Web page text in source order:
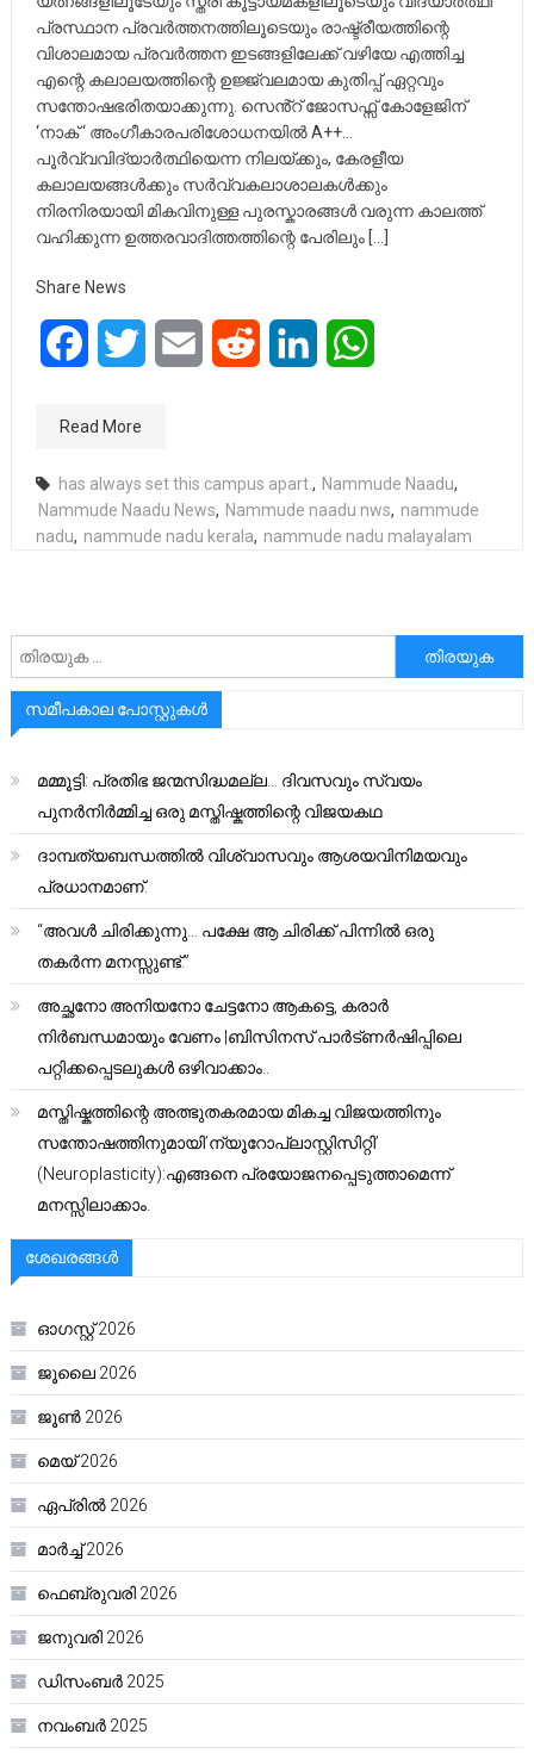
പ്രസ്ഥാന പ്രവർത്തനത്തിലൂടെയും രാഷ്ട്രീയത്തിന്റെ
വിശാലമായ പ്രവർത്തന ഇടങ്ങളിലേക്ക് വഴിയേ എത്തിച്ച
എന്റെ കലാലയത്തിന്റെ ഉജ്ജ്വലമായ കുതിപ്പ് ഏറ്റവും
സന്തോഷഭരിതയാക്കുന്നു. സെൻ്റ് ജോസഫ്സ് കോളേജിന്
‘നാക് ‘ അംഗീകാരപരിശോധനയിൽ A++…
പൂർവ്വവിദ്യാർത്ഥിയെന്ന നിലയ്ക്കും, കേരളീയ
കലാലയങ്ങൾക്കും സർവ്വകലാശാലകൾക്കും
നിരനിരയായി മികവിനുള്ള പുരസ്കാരങ്ങൾ വരുന്ന കാലത്ത്
വഹിക്കുന്ന ഉത്തരവാദിത്തത്തിന്റെ പേരിലും […]
Share News
FacebookTwitter Email Reddit LinkedIn
Read More
has always set this campus apart., Nammude Naadu,
Nammude Naadu News, Nammude naadu nws, nammude
nadu, nammude nadu kerala, nammude nadu malayalam
അനേഷിക്കുക
സമീപകാല പോസ്റ്റുകൾ
മമ്മൂട്ടി: പ്രതിഭ ജന്മസിദ്ധമല്ല… ദിവസവും സ്വയം
പുനർനിർമ്മിച്ച ഒരു മസ്തിഷ്കത്തിന്റെ വിജയകഥ
ദാമ്പത്യബന്ധത്തിൽ വിശ്വാസവും ആശയവിനിമയവും
പ്രധാനമാണ്.
“അവൾ ചിരിക്കുന്നു… പക്ഷേ ആ ചിരിക്ക് പിന്നിൽ ഒരു
തകർന്ന മനസ്സുണ്ട്.”
അച്ഛനോ അനിയനോ ചേട്ടനോ ആകട്ടെ, കരാർ
നിർബന്ധമായും വേണം |ബിസിനസ് പാർട്ണർഷിപ്പിലെ
പറ്റിക്കപ്പെടലുകൾ ഒഴിവാക്കാം..
മസ്തിഷ്കത്തിന്റെ അത്ഭുതകരമായ മികച്ച വിജയത്തിനും
സന്തോഷത്തിനുമായി’ന്യൂറോപ്ലാസ്റ്റിസിറ്റി’
(Neuroplasticity):എങ്ങനെ പ്രയോജനപ്പെടുത്താമെന്ന്
മനസ്സിലാക്കാം.
ശേഖരങ്ങൾ
ഓഗസ്റ്റ്‌ 2026
ജൂലൈ 2026
ജൂൺ 2026
മെയ്‌ 2026
ഏപ്രിൽ 2026
മാർച്ച്‌ 2026
ഫെബ്രുവരി 2026
ജനുവരി 2026
ഡിസംബർ 2025
നവംബർ 2025